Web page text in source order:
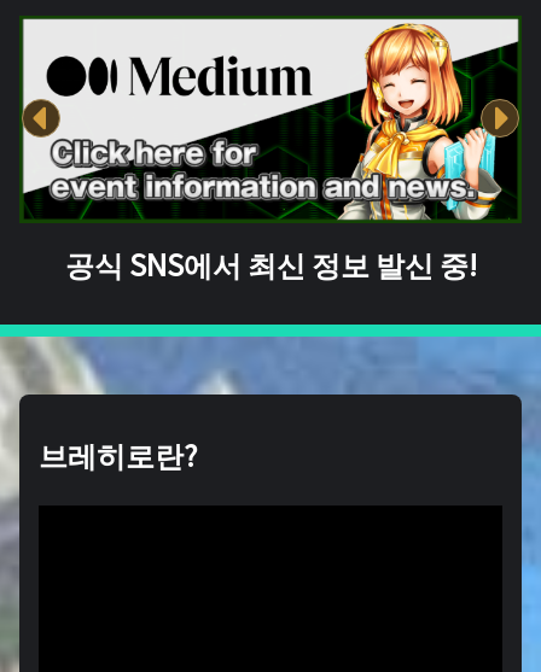
공식 SNS에서 최신 정보 발신 중!
브레히로란?